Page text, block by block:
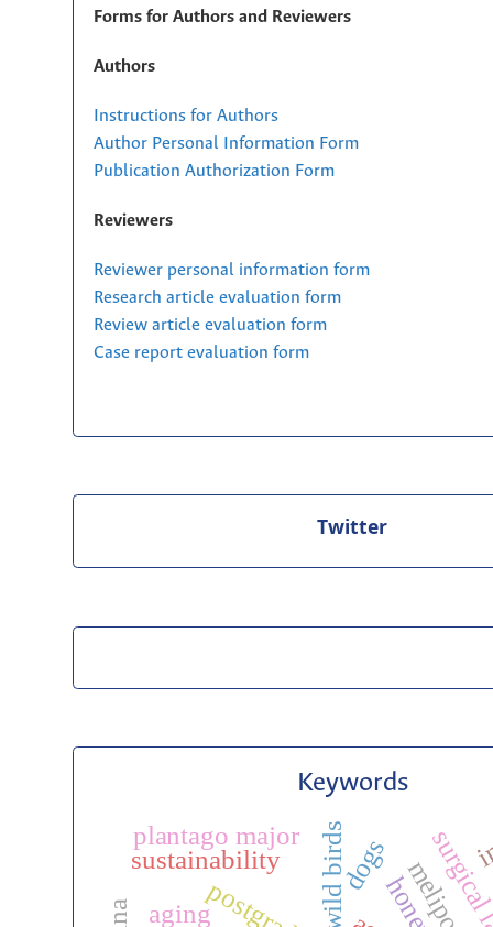
Forms for Authors and Reviewers
Authors
Instructions for Authors
Author Personal Information Form
Publication Authorization Form
Reviewers
Reviewer personal information form
Research article evaluation form
Review article evaluation form
Case report evaluation form
Twitter
Keywords
wild birds honey
plantago major
sustainability dogs
aging